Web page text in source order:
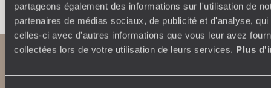
partageons également des informations sur l'utilisation de
partenaires de médias sociaux, de publicité et d'analyse,
celles-ci avec d'autres informations que vous leur avez
collectées lors de votre utilisation de leurs services. Plus